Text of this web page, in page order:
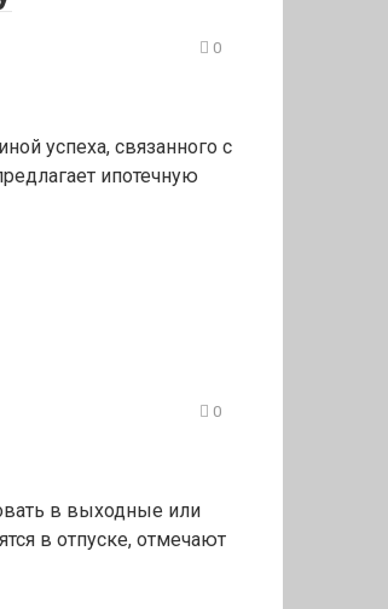
0
успеха, связанного с
ипотечную
0
в выходные или
в отпуске, отмечают